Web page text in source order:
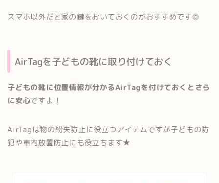
スマホ以外だと家の鍵をおいておくのがおすすめです◎
AirTagを子どもの靴に取り付けておく
子どもの靴に位置情報が分かるAirTagを付けておくとさら
に安心ですよ！
AirTagは物の紛失防止に役立つアイテムですが子どもの防
犯や車内放置防止にも役立ちます★